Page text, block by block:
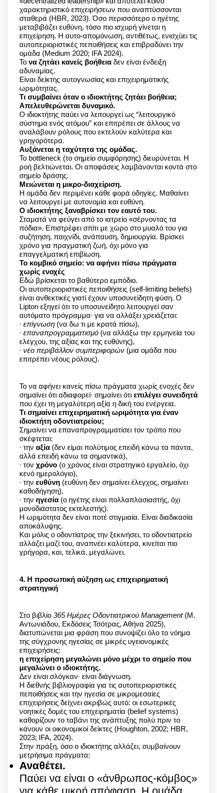
χαρακτηριστικό επιχειρήσεων που αναπτύσσονται
σταθερά (HBR, 2023). Όσο περισσότερο ο ηγέτης
μεταβιβάζει ευθύνη, τόσο πιο ισχυρή γίνεται η
επιχείρηση. Η αυτο-απομόνωση, αντιθέτως, ενισχύει τις
αυτοπεριοριστικές πεποιθήσεις και επιβραδύνει την
ομάδα (Medium 2020; IFA 2024).
Το να ζητάει κανείς βοήθεια δεν είναι ένδειξη
αδυναμίας.
Είναι δείκτης αυτογνωσίας και επιχειρηματικής
ωριμότητας.
Τι συμβαίνει όταν ο ιδιοκτήτης ζητάει βοήθεια;
Απελευθερώνεται δυναμικό.
Ο ιδιοκτήτης παύει να λειτουργεί ως “λειτουργικό
σύστημα ενός ατόμου” και επιτρέπει σε άλλους να
αναλάβουν ρόλους που εκτελούν καλύτερα και
γρηγορότερα.
Αυξάνεται η ταχύτητα της ομάδας.
Το bottleneck (το σημείο συμφόρησης) διευρύνεται. Η
ροή βελτιώνεται. Οι αποφάσεις λαμβάνονται κοντά στο
σημείο δράσης.
Μειώνεται η μικρο-διαχείριση.
Η ομάδα δεν περιμένει κάθε φορά οδηγίες. Μαθαίνει
να λειτουργεί με αυτονομία και ευθύνη.
Ο ιδιοκτήτης ξαναβρίσκει τον εαυτό του.
Σταματά να φεύγει από το ιατρείο «σέρνοντας τα
πόδια». Επιστρέφει σπίτι με χώρο στο μυαλό του για
συζήτηση, παιχνίδι, ανάπαυση, δημιουργία. Βρίσκει
χρόνο για πραγματική ζωή, όχι μόνο για
επαγγελματική επιβίωση.
Το κομβικό σημείο: να αφήνει πίσω πράγματα
χωρίς ενοχές
Εδώ βρίσκεται το βαθύτερο εμπόδιο.
Οι αυτοπεριοριστικές πεποιθήσεις (self-limiting beliefs)
είναι ανθεκτικές γιατί έχουν υποσυνείδητη φύση. Ο
Lipton εξηγεί ότι το υποσυνείδητο λειτουργεί σαν
αυτόματο πρόγραμμα∙ για να αλλάξει χρειάζεται:
∙ επίγνωση (να δω τι με κρατά πίσω),
∙ επαναπρογραμματισμό (να αλλάξω την ερμηνεία του
ελέγχου, της αξίας και της ευθύνης),
∙ νέο περιβάλλον συμπεριφορών (μια ομάδα που
επιτρέπει νέους ρόλους).
Το να αφήνει κανείς πίσω πράγματα χωρίς ενοχές δεν
σημαίνει ότι αδιαφορεί∙ σημαίνει ότι επιλέγει συνειδητά
που έχει τη μεγαλύτερη αξία η δική του ενέργεια.
Τι σημαίνει επιχειρηματική ωριμότητα για έναν
ιδιοκτήτη οδοντιατρείου;
Σημαίνει να επαναπρογραμματίσει τον τρόπο που
σκέφτεται:
∙ την αξία (δεν είμαι πολύτιμος επειδή κάνω τα πάντα,
αλλά επειδή κάνω τα σημαντικά),
∙ τον χρόνο (ο χρόνος είναι στρατηγικό εργαλείο, όχι
κενό ημερολόγιο),
∙ την ευθύνη (ευθύνη δεν σημαίνει έλεγχος, σημαίνει
καθοδήγηση),
∙ την ηγεσία (ο ηγέτης είναι πολλαπλασιαστής, όχι
μονοδιάστατος εκτελεστής).
Η ωριμότητα δεν είναι ποτέ στιγμιαία. Είναι διαδικασία
αποκάλυψης.
Και μόλις ο οδοντίατρος την ξεκινήσει, το οδοντιατρείο
αλλάζει μαζί του, αναπνέει καλύτερα, κινείται πιο
γρήγορα, και, τελικά, μεγαλώνει.
4. Η προσωπική αύξηση ως επιχειρηματική
στρατηγική
Στο βιβλίο 365 Ημέρες Οδοντιατρικού Management(M.
Aντωνιάδου, Εκδόσεις Τσότρας, Αθήνα 2025),
διατυπώνεται μια φράση που συνοψίζει όλο το νόημα
της σύγχρονης ηγεσίας σε μικρές υγειονομικές
επιχειρήσεις:
η επιχείρηση μεγαλώνει μόνο μέχρι το σημείο που
μεγαλώνει ο ιδιοκτήτης.
Δεν είναι σλόγκαν∙ είναι διάγνωση.
Η διεθνής βιβλιογραφία για τις αυτοπεριοριστικές
πεποιθήσεις και την ηγεσία σε μικρομεσαίες
επιχειρήσεις δείχνει ακριβώς αυτό: οι εσωτερικές
νοητικές δομές του επιχειρηματία (belief systems)
καθορίζουν το ταβάνι της ανάπτυξης πολύ πριν το
κάνουν οι οικονομικοί δείκτες (Houghton, 2002; HBR,
2023; IFA, 2024).
Στην πράξη, όσο ο ιδιοκτήτης αλλάζει, συμβαίνουν
μετρήσιμα πράγματα:
Αναθέτει.
Παύει να είναι ο «άνθρωπος-κόμβος»